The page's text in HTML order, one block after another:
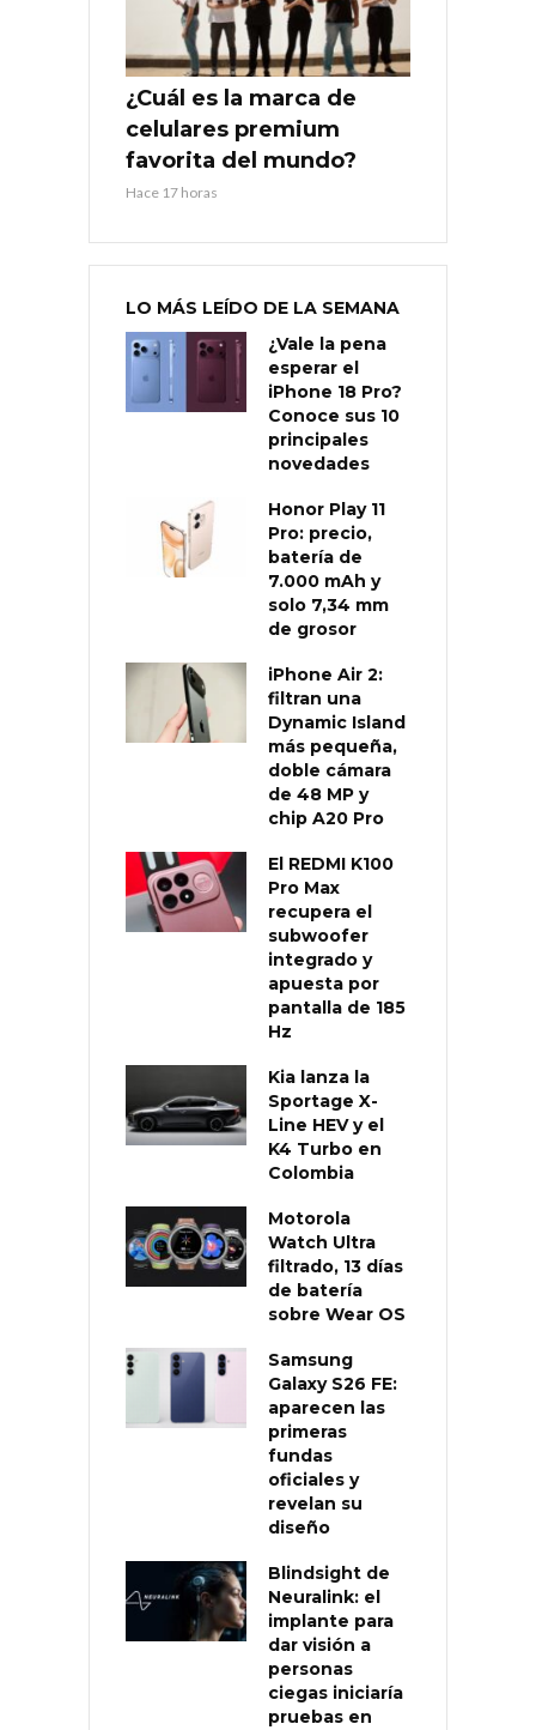
¿Cuál es la marca de
celulares premium
favorita del mundo?
Hace 17 horas
LO MÁS LEÍDO DE LA SEMANA
¿Vale la pena
esperar el
iPhone 18 Pro?
Conoce sus 10
principales
novedades
Honor Play 11
Pro: precio,
batería de
7.000 mAh y
solo 7,34 mm
de grosor
iPhone Air 2:
filtran una
Dynamic Island
más pequeña,
doble cámara
de 48 MP y
chip A20 Pro
El REDMI K100
Pro Max
recupera el
subwoofer
integrado y
apuesta por
pantalla de 185
Hz
Kia lanza la
Sportage X-
Line HEV y el
K4 Turbo en
Colombia
Motorola
Watch Ultra
filtrado, 13 días
de batería
sobre Wear OS
Samsung
Galaxy S26 FE:
aparecen las
primeras
fundas
oficiales y
revelan su
diseño
Blindsight de
Neuralink: el
implante para
dar visión a
personas
ciegas iniciaría
pruebas en